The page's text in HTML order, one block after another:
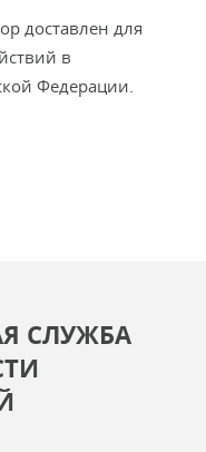
доставлен для
в
Федерации.
СЛУЖБА